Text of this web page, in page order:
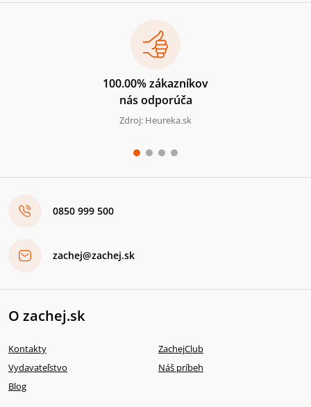
100.00% zákazníkov
nás odporúča
Zdroj: Heureka.sk
0850 999 500
zachej@zachej.sk
O zachej.sk
Kontakty
ZachejClub
Vydavateľstvo
Náš príbeh
Blog